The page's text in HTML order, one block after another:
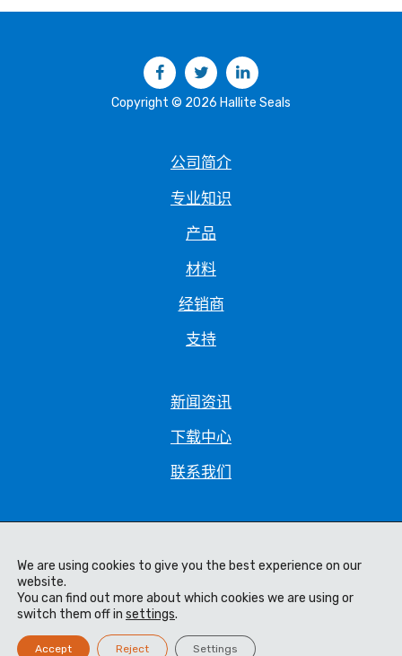
FacebookTwitter
Copyright © 2026 Hallite Seals
公司简介
专业知识
产品
材料
经销商
支持
新闻资讯
下载中心
联系我们
法律声明
销售条款和条件
We are using cookies to give you the best experience on our
website.
You can find out more about which cookies we are using or
switch them off in settings.
Accept Reject Settings